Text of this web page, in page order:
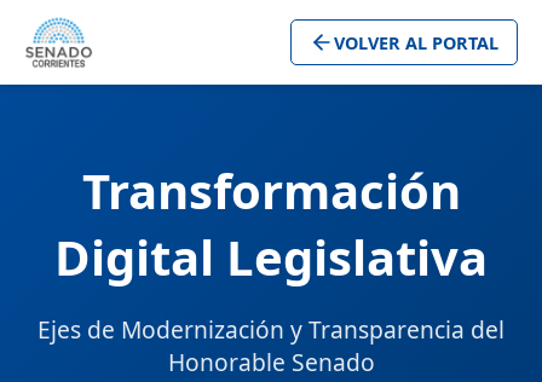
VOLVER AL PORTAL
Transformación
Digital Legislativa
Ejes de Modernización y Transparencia del
Honorable Senado